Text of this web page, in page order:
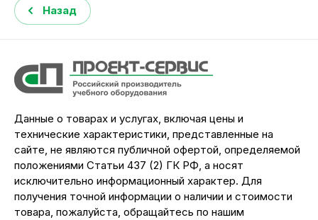
Назад
Данные о товарах и услугах, включая цены и
технические характеристики, представленные на
сайте, не являются публичной офертой, определяемой
положениями Статьи 437 (2) ГК РФ, а носят
исключительно информационный характер. Для
получения точной информации о наличии и стоимости
товара, пожалуйста, обращайтесь по нашим